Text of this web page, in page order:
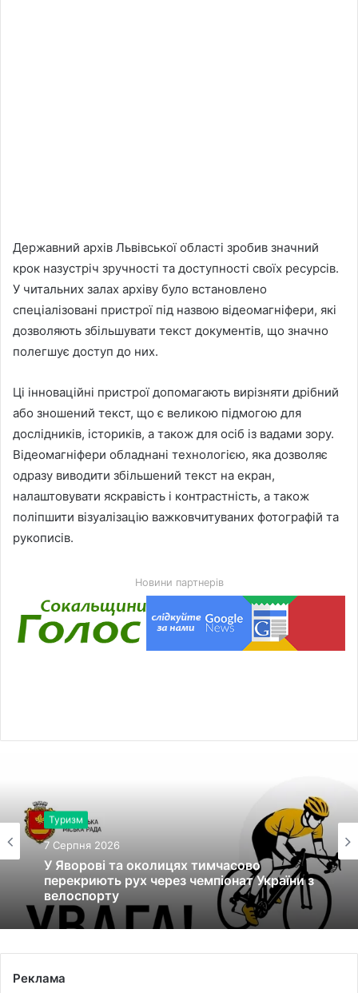
Державний архів Львівської області зробив значний
крок назустріч зручності та доступності своїх ресурсів.
У читальних залах архіву було встановлено
спеціалізовані пристрої під назвою відеомагніфери, які
дозволяють збільшувати текст документів, що значно
полегшує доступ до них.
Ці інноваційні пристрої допомагають вирізняти дрібний
або зношений текст, що є великою підмогою для
дослідників, істориків, а також для осіб із вадами зору.
Відеомагніфери обладнані технологією, яка дозволяє
одразу виводити збільшений текст на екран,
налаштовувати яскравість і контрастність, а також
поліпшити візуалізацію важковчитуваних фотографій та
рукописів.
Новини партнерів
Туризм
7 Серпня 2026
У Яворові та околицях тимчасово
перекриють рух через чемпіонат України з
велоспорту
Реклама